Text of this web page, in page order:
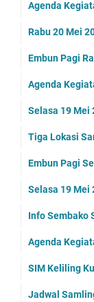
Agenda
Rabu 20 Mei
Embun Pagi
Agenda
Selasa 19 Mei
Tiga Lokasi
Embun Pagi
Selasa 19 Mei
Info Sembako
Agenda
SIM Keliling
Jadwal